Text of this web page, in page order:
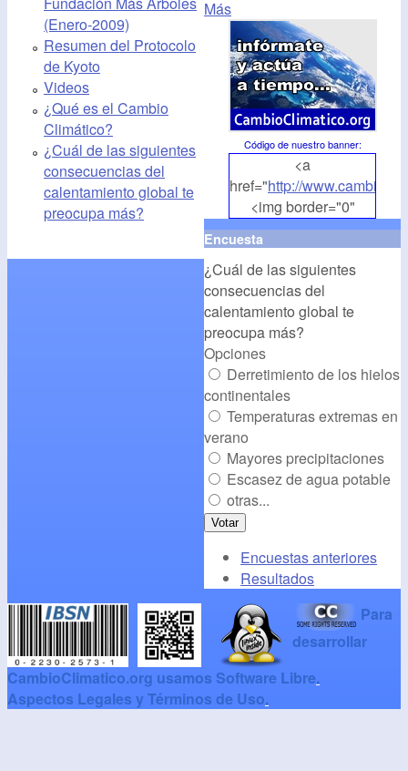
(Enero-2009)
Resumen del Protocolo
de Kyoto
Videos
¿Qué es el Cambio
Climático?
¿Cuál de las siguientes
consecuencias del
calentamiento global te
preocupa más?
Más
Código de nuestro banner:
<a
href="http://
<img border="0"
align="middle"
src="http://
alt="CambioClimatico.org"
/></a>
Encuesta
¿Cuál de las siguientes
consecuencias del
calentamiento global te
preocupa más?
Opciones
Derretimiento de los hielos
continentales
Temperaturas extremas en
verano
Mayores precipitaciones
Escasez de agua potable
otras...
Encuestas anteriores
Resultados
Para
desarrollar
CambioClimatico.org usamos Software Libre.
Aspectos Legales y Términos de Uso.